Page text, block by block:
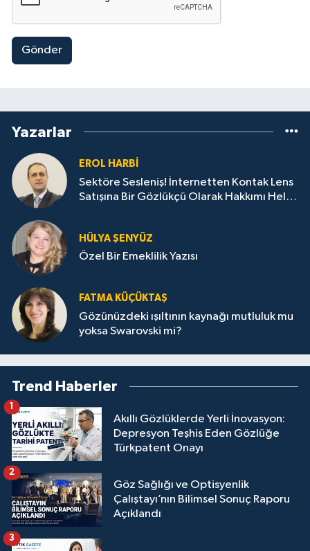
Gönder
Yazarlar
EROL HARBI
Sektöre Sesleniş! İnternetten Kontak Lens
Satışına Bir Gözlükçü Olarak Hakkımı Helal
HÜLYA ŞENYÜZ
Özel Bir Emeklilik Yazısı
FATMA KÜÇÜKTAŞ
Gözünüzdeki ışıltının kaynağı mutluluk mu
yoksa Swarovski mi?
Trend Haberler
Akıllı Gözlüklerde Yerli İnovasyon:
Depresyon Teşhis Eden Gözlüğe
Türkpatent Onayı
1
Göz Sağlığı ve Optisyenlik
Çalıştayı’nın Bilimsel Sonuç Raporu
Açıklandı
2
3